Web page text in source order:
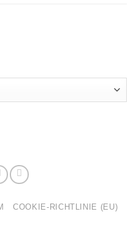
COOKIE-RICHTLINIE (EU)